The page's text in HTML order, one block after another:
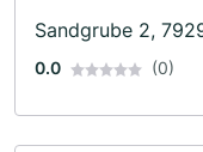
Sandgrube 2,
0.0 (0)